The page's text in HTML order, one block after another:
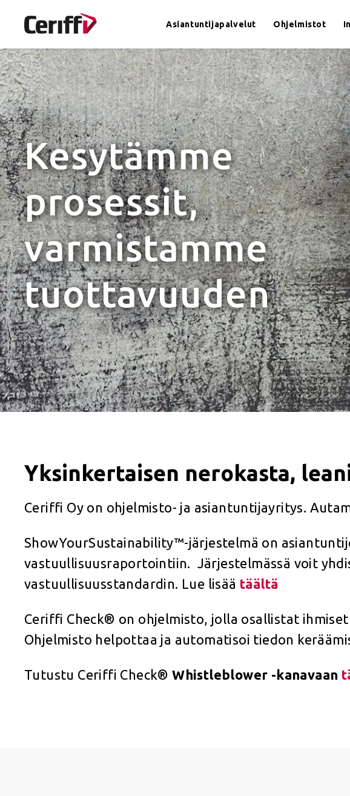
Asiantuntijapalvelut Ohjelmistot
Asiantuntijapalvelut
Ohjelmistot
In English
Meistä
Kesytämme
prosessit,
varmistamme
tuottavuuden
Yksinkertaisen nerokasta,
Ceriffi Oy on ohjelmisto- ja asiantuntijayritys.
ShowYourSustainability™-järjestelmä on
vastuullisuusraportointiin. Järjestelmässä voit
vastuullisuusstandardin. Lue lisää täältä
Ceriffi Check® on ohjelmisto, jolla osallistat
Ohjelmisto helpottaa ja automatisoi tiedon
Tutustu Ceriffi Check®Whistleblower -kanavaan